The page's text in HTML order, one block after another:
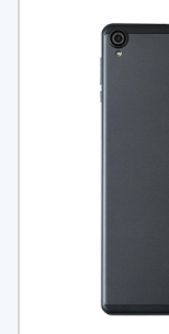
本体重量